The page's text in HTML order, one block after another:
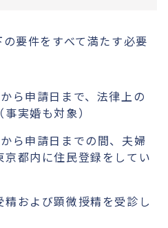
要件をすべて満たす必要
ら申請日まで、法律上の
実婚も対象）
ら申請日までの間、夫婦
都内に住民登録をしてい
および顕微授精を受診し